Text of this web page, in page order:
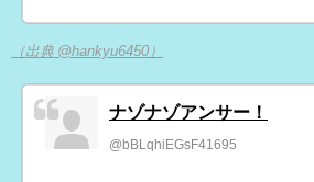
（出典 @hankyu6450）
ナゾナゾアンサー！
@bBLqhiEGsF41695